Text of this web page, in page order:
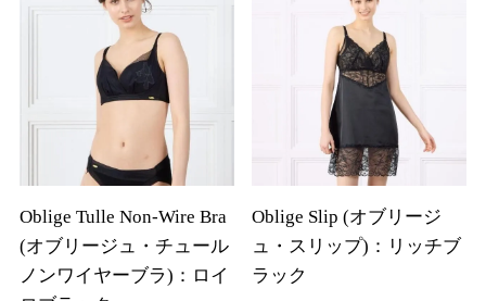
Oblige Tulle Non-Wire Bra
(オブリージュ・チュール
ノンワイヤーブラ)：ロイ
Oblige Slip (オブリージ
ュ・スリップ)：リッチブ
ラック